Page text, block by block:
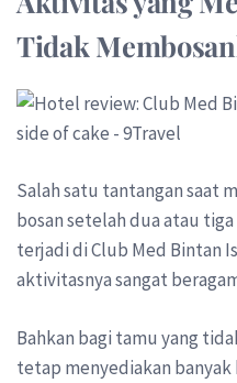
Tidak
Salah satu tantangan saat
bosan setelah dua atau
terjadi di Club Med Bintan
aktivitasnya sangat
Bahkan bagi tamu yang
tetap menyediakan